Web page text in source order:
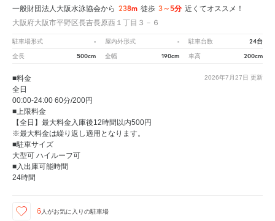
一般財団法人大阪水泳協会から 238m 徒歩 3～5分 近くてオススメ！
大阪府大阪市平野区長吉長原西１丁目３－６
駐車場形式 - 屋内外形式 - 駐車台数 24台
全長 500cm 全幅 190cm 車高 200cm
2026年7月27日 更新
■料金
全日
00:00-24:00 60分/200円
■上限料金
【全日】最大料金入庫後12時間以内500円
※最大料金は繰り返し適用となります。
■駐車サイズ
大型可 ハイルーフ可
■入出庫可能時間
24時間
6 人がお気に入りの駐車場